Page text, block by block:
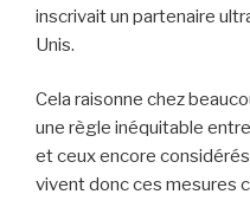
inscrivait un partenaire
Unis.
Cela raisonne chez
une règle inéquitable
et ceux encore
vivent donc ces mesures